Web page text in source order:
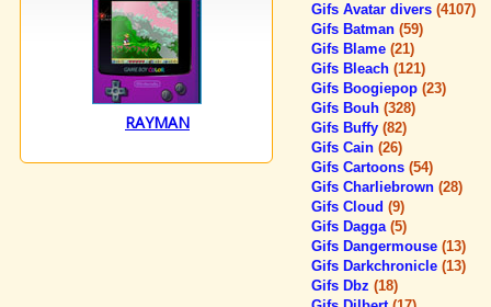
RAYMAN
Gifs Avatar divers (4107)
Gifs Batman (59)
Gifs Blame (21)
Gifs Bleach (121)
Gifs Boogiepop (23)
Gifs Bouh (328)
Gifs Buffy (82)
Gifs Cain (26)
Gifs Cartoons (54)
Gifs Charliebrown (28)
Gifs Cloud (9)
Gifs Dagga (5)
Gifs Dangermouse (13)
Gifs Darkchronicle (13)
Gifs Dbz (18)